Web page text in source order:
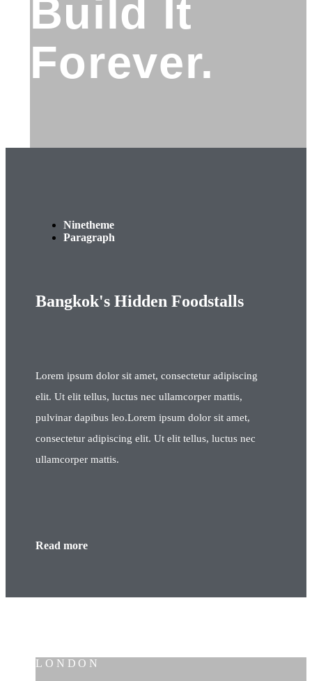
Build It
Forever.
Ninetheme
Paragraph
Bangkok's Hidden Foodstalls
Lorem ipsum dolor sit amet, consectetur adipiscing
elit. Ut elit tellus, luctus nec ullamcorper mattis,
pulvinar dapibus leo.Lorem ipsum dolor sit amet,
consectetur adipiscing elit. Ut elit tellus, luctus nec
ullamcorper mattis.
Read more
LONDON